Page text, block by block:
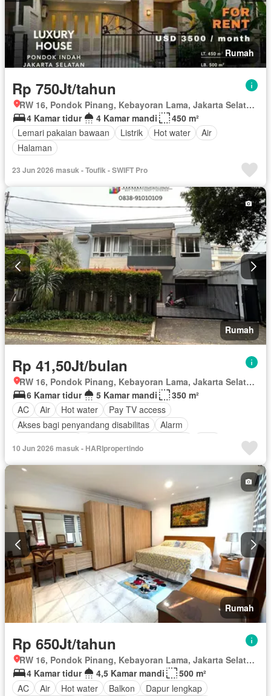
Rumah
Rp 750Jt/tahun
RW 16, Pondok Pinang, Kebayoran Lama, Jakarta Selatan, Daerah Khusus Ibukota Jakarta
4 Kamar tidur
4 Kamar mandi
450 m²
Lemari pakaian bawaan
Listrik Hot water
Air
Halaman
23 Jun 2026 masuk - Toufik - SWIFT Pro
Rumah
Rp 41,50Jt/bulan
RW 16, Pondok Pinang, Kebayoran Lama, Jakarta Selatan, Daerah Khusus Ibukota Jakarta
6 Kamar tidur
5 Kamar mandi
350 m²
AC
Air Hot water
Pay TV access
Akses bagi penyandang disabilitas
Alarm
Dapur lengkap
Gym Internet
Keamanan 24 jam
Listrik Secure parking Ruang layanan
Sauna
Garasi Wifi Berperabot lengkap
10 Jun 2026 masuk - HARIpropertindo
Rumah
Rp 650Jt/tahun
RW 16, Pondok Pinang, Kebayoran Lama, Jakarta Selatan, Daerah Khusus Ibukota Jakarta
4 Kamar tidur
4,5 Kamar mandi
500 m²
AC
Air Hot water Balkon
Dapur lengkap